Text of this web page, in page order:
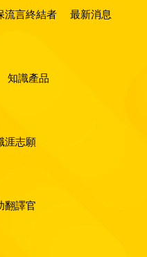
流言終結者 最新消息
知識產品
涯志願
翻譯官